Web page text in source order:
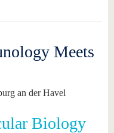
Meets
an der Havel
Biology